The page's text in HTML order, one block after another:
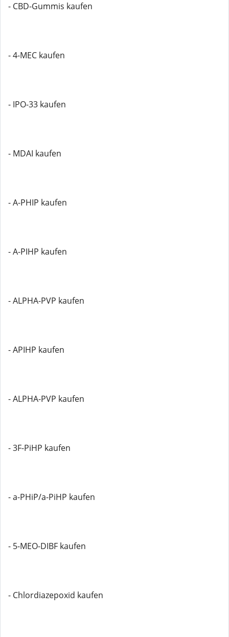
- CBD-Gummis kaufen
- 4-MEC kaufen
- IPO-33 kaufen
- MDAI kaufen
- A-PHIP kaufen
- A-PIHP kaufen
- ALPHA-PVP kaufen
- APIHP kaufen
- ALPHA-PVP kaufen
- 3F-PiHP kaufen
- a-PHiP/a-PiHP kaufen
- 5-MEO-DIBF kaufen
- Chlordiazepoxid kaufen